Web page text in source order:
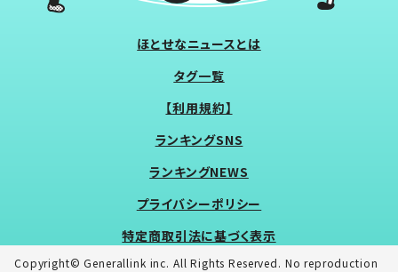
ほとせなニュースとは
タグ一覧
【利用規約】
ランキングSNS
ランキングNEWS
プライバシーポリシー
特定商取引法に基づく表示
Copyright© Generallink inc. All Rights Reserved. No reproduction